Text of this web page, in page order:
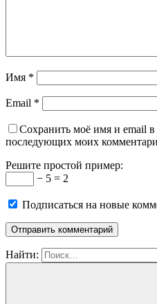
Имя *
Email *
Сохранить моё имя и email в
последующих моих
Решите простой пример:
− 5 = 2
Подписаться на новые
Найти: